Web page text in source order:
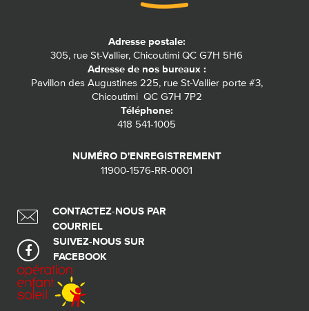
Adresse postale:
305, rue St-Vallier, Chicoutimi QC G7H 5H6
Adresse de nos bureaux :
Pavillon des Augustines 225, rue St-Vallier porte #3,
Chicoutimi QC G7H 7P2
Téléphone:
418 541-1005
NUMÉRO D'ENREGISTREMENT
11900-1576-RR-0001
CONTACTEZ-NOUS PAR
COURRIEL
SUIVEZ-NOUS SUR
FACEBOOK